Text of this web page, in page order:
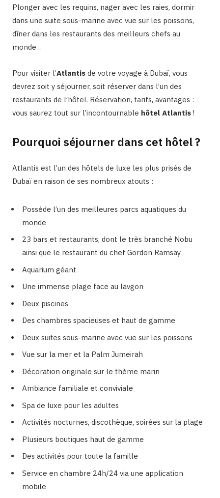
Plonger avec les requins, nager avec les raies, dormir
dans une suite sous-marine avec vue sur les poissons,
dîner dans les restaurants des meilleurs chefs au
monde…
Pour visiter l’Atlantis de votre voyage à Dubaï, vous
devrez soit y séjourner, soit réserver dans l’un des
restaurants de l’hôtel. Réservation, tarifs, avantages :
vous saurez tout sur l’incontournable hôtel Atlantis !
Pourquoi séjourner dans cet hôtel ?
Atlantis est l’un des hôtels de luxe les plus prisés de
Dubaï en raison de ses nombreux atouts :
Possède l’un des meilleures parcs aquatiques du
monde
23 bars et restaurants, dont le très branché Nobu
ainsi que le restaurant du chef Gordon Ramsay
Aquarium géant
Une immense plage face au lavgon
Deux piscines
Des chambres spacieuses et haut de gamme
Deux suites sous-marine avec vue sur les poissons
Vue sur la mer et la Palm Jumeirah
Décoration originale sur le thème marin
Ambiance familiale et conviviale
Spa de luxe pour les adultes
Activités nocturnes, discothèque, soirées sur la plage
Plusieurs boutiques haut de gamme
Des activités pour toute la famille
Service en chambre 24h/24 via une application
mobile